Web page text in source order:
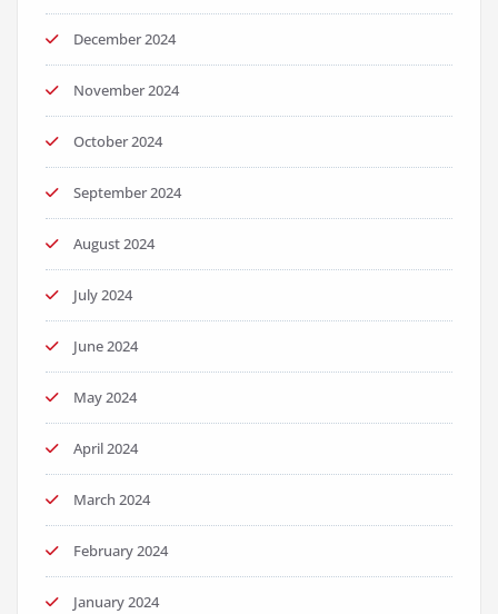
December 2024
November 2024
October 2024
September 2024
August 2024
July 2024
June 2024
May 2024
April 2024
March 2024
February 2024
January 2024